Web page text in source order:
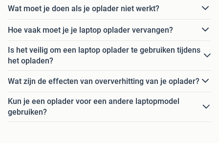
Wat moet je doen als je oplader niet werkt?
Hoe vaak moet je je laptop oplader vervangen?
Is het veilig om een laptop oplader te gebruiken tijdens
het opladen?
Wat zijn de effecten van oververhitting van je oplader?
Kun je een oplader voor een andere laptopmodel
gebruiken?